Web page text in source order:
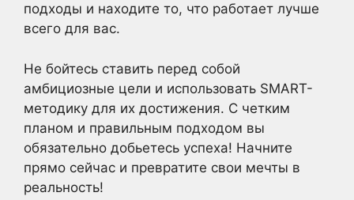
подходы и находите то, что работает лучше
всего для вас.
Не бойтесь ставить перед собой
амбициозные цели и использовать SMART-
методику для их достижения. С четким
планом и правильным подходом вы
обязательно добьетесь успеха! Начните
прямо сейчас и превратите свои мечты в
реальность!